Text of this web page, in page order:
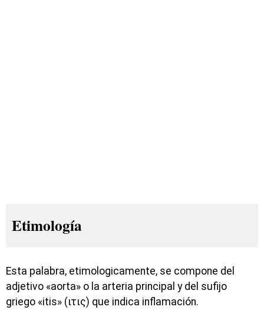
Etimología
Esta palabra, etimologicamente, se compone del
adjetivo «aorta» o la arteria principal y del sufijo
griego «itis» (ιτις) que indica inflamación.